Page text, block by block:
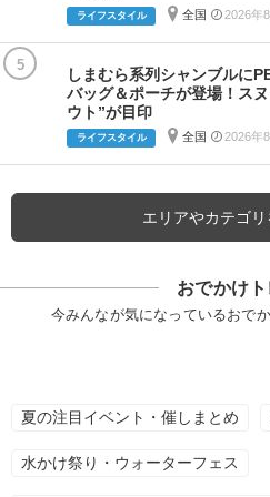
ライフスタイル 全国 2026年
5
しまむら系列シャンブルに
バッグ＆ポーチが登場！ス
ウト”が目印
ライフスタイル 全国 2026年
エリアやカテゴ
おでかけ
今みんなが気になっているおで
夏の注目イベント・催しまとめ
水かけ祭り・ウォーターフェス